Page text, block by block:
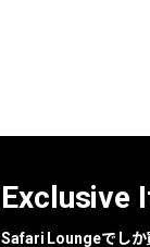
Exclusive
Safari Loungeでしか